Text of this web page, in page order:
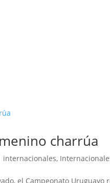
charrúa
internacionales,
el Campeonato